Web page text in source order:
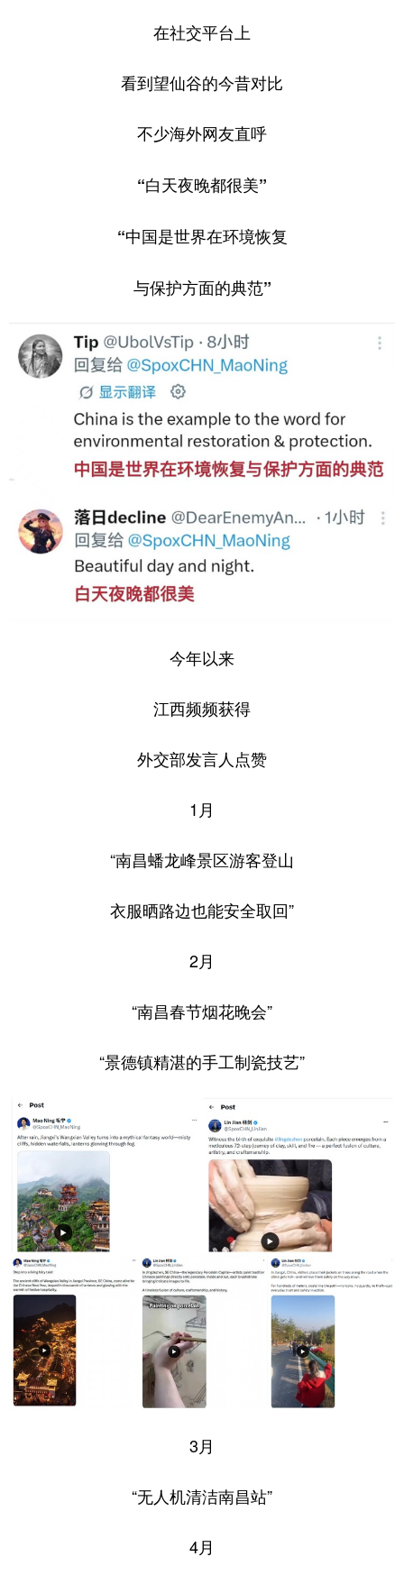
在社交平台上
看到望仙谷的今昔对比
不少海外网友直呼
“白天夜晚都很美”
“中国是世界在环境恢复
与保护方面的典范”
今年以来
江西频频获得
外交部发言人点赞
1月
“南昌蟠龙峰景区游客登山
衣服晒路边也能安全取回”
2月
“南昌春节烟花晚会”
“景德镇精湛的手工制瓷技艺”
3月
“无人机清洁南昌站”
4月